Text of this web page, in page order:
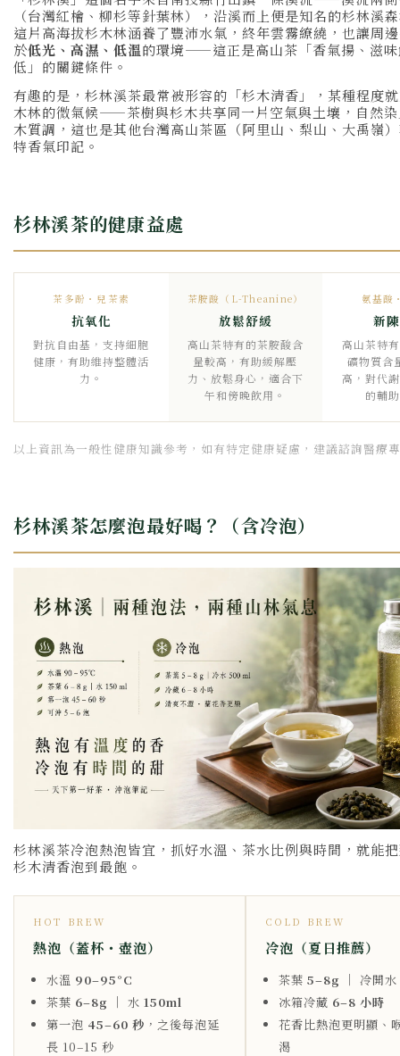
（台灣紅檜、柳杉等針葉林），沿溪而上便是知名的杉林溪
這片高海拔杉木林涵養了豐沛水氣，終年雲霧繚繞，也讓周
於低光、高濕、低溫的環境——這正是高山茶「香氣揚、滋
低」的關鍵條件。
有趣的是，杉林溪茶最常被形容的「杉木清香」，某種程度
木林的微氣候——茶樹與杉木共享同一片空氣與土壤，自然
木質調，這也是其他台灣高山茶區（阿里山、梨山、大禹嶺
特香氣印記。
杉林溪茶的健康益處
茶多酚・兒茶素
抗氧化
對抗自由基，支持細胞
健康，有助維持整體活
力。
茶胺酸（L-Theanine）
放鬆舒緩
高山茶特有的茶胺酸含
量較高，有助緩解壓
力、放鬆身心，適合下
午和傍晚飲用。
氨基酸
新
高山茶特
礦物質含
高，對代
的輔
以上資訊為一般性健康知識參考，如有特定健康疑慮，建議諮詢醫療
杉林溪茶怎麼泡最好喝？（含冷泡）
杉林溪茶冷泡熱泡皆宜，抓好水溫、茶水比例與時間，就能
杉木清香泡到最飽。
HOT BREW
熱泡（蓋杯・壺泡）
水溫 90–95°C
茶葉 6–8g ｜ 水 150ml
第一泡 45–60 秒 ，之後每泡延
長 10–15 秒
COLD BREW
冷泡（夏日推薦）
茶葉 5–8g ｜ 冷開水
冰箱冷藏 6–8 小時
花香比熱泡更明顯、
渴